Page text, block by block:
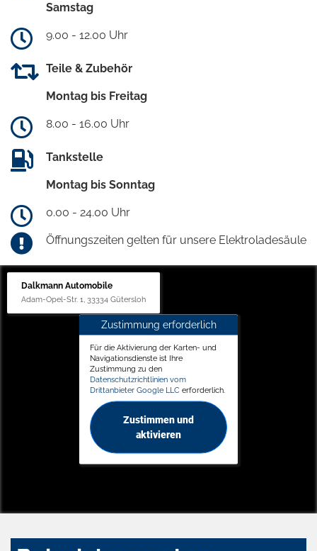
Samstag
9.00 - 12.00 Uhr
Teile & Zubehör
Montag bis Freitag
8.00 - 16.00 Uhr
Tankstelle
Montag bis Sonntag
0.00 - 24.00 Uhr
Öffnungszeiten gelten für unsere Elektroladesäule
Dalkmann Automobile
Adam-Opel-Str. 1, 33334 Gütersloh
Zustimmung erforderlich
Für die Aktivierung der Karten- und
Navigationsdienste ist Ihre
Zustimmung zu den
Datenschutzrichtlinien vom
Drittanbieter Google LLC erforderlich.
Zustimmen und
aktivieren